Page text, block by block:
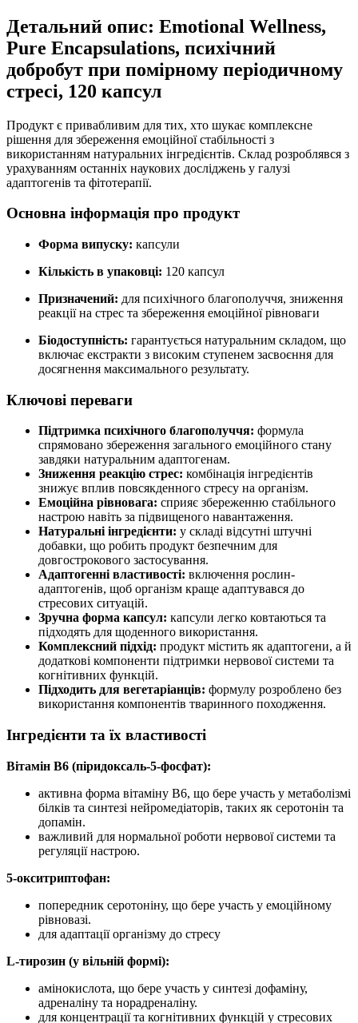
Детальний опис: Emotional Wellness,
Pure Encapsulations, психічний
добробут при помірному періодичному
стресі, 120 капсул
Продукт є привабливим для тих, хто шукає комплексне
рішення для збереження емоційної стабільності з
використанням натуральних інгредієнтів. Склад розроблявся з
урахуванням останніх наукових досліджень у галузі
адаптогенів та фітотерапії.
Основна інформація про продукт
Форма випуску: капсули
Кількість в упаковці: 120 капсул
Призначений: для психічного благополуччя, зниження
реакції на стрес та збереження емоційної рівноваги
Біодоступність: гарантується натуральним складом, що
включає екстракти з високим ступенем засвоєння для
досягнення максимального результату.
Ключові переваги
Підтримка психічного благополуччя: формула
спрямовано збереження загального емоційного стану
завдяки натуральним адаптогенам.
Зниження реакцію стрес: комбінація інгредієнтів
знижує вплив повсякденного стресу на організм.
Емоційна рівновага: сприяє збереженню стабільного
настрою навіть за підвищеного навантаження.
Натуральні інгредієнти: у складі відсутні штучні
добавки, що робить продукт безпечним для
довгострокового застосування.
Адаптогенні властивості: включення рослин-
адаптогенів, щоб організм краще адаптувався до
стресових ситуацій.
Зручна форма капсул: капсули легко ковтаються та
підходять для щоденного використання.
Комплексний підхід: продукт містить як адаптогени, а й
додаткові компоненти підтримки нервової системи та
когнітивних функцій.
Підходить для вегетаріанців: формулу розроблено без
використання компонентів тваринного походження.
Інгредієнти та їх властивості
Вітамін В6 (піридоксаль-5-фосфат):
активна форма вітаміну В6, що бере участь у метаболізмі
білків та синтезі нейромедіаторів, таких як серотонін та
допамін.
важливий для нормальної роботи нервової системи та
регуляції настрою.
5-окситриптофан:
попередник серотоніну, що бере участь у емоційному
рівновазі.
для адаптації організму до стресу
L-тирозин (у вільній формі):
амінокислота, що бере участь у синтезі дофаміну,
адреналіну та норадреналіну.
для концентрації та когнітивних функцій у стресових